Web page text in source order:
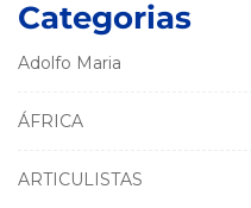
Categorias
Adolfo Maria
ÁFRICA
ARTICULISTAS